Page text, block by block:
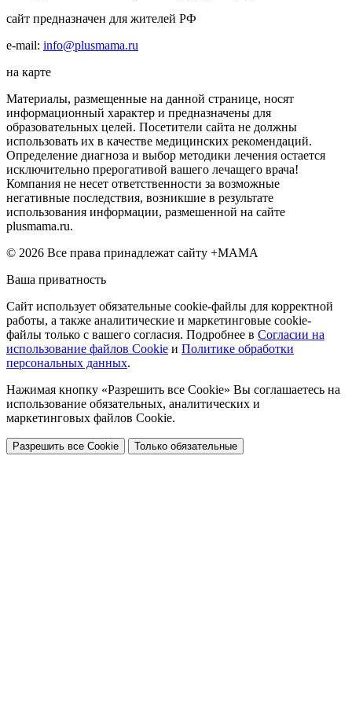
сайт предназначен для жителей РФ
e-mail: info@plusmama.ru
на карте
Материалы, размещенные на данной странице, носят
информационный характер и предназначены для
образовательных целей. Посетители сайта не должны
использовать их в качестве медицинских рекомендаций.
Определение диагноза и выбор методики лечения остается
исключительно прерогативой вашего лечащего врача!
Компания не несет ответственности за возможные
негативные последствия, возникшие в результате
использования информации, размешенной на сайте
plusmama.ru.
© 2026 Все права принадлежат сайту +МАМА
Ваша приватность
Сайт использует обязательные cookie-файлы для корректной
работы, а также аналитические и маркетинговые cookie-
файлы только с вашего согласия. Подробнее в Согласии на
использование файлов Cookie и Политике обработки
персональных данных.
Нажимая кнопку «Разрешить все Cookie» Вы соглашаетесь на
использование обязательных, аналитических и
маркетинговых файлов Cookie.
Разрешить все Cookie Только обязательные